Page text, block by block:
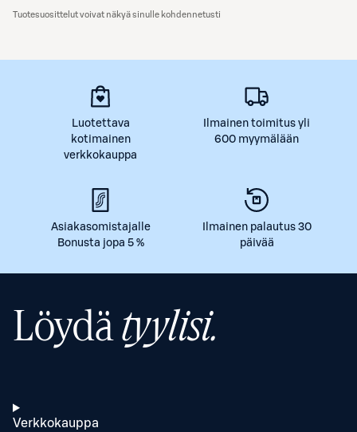
Tuotesuosittelut voivat näkyä sinulle kohdennetusti
Luotettava
kotimainen
verkkokauppa
Ilmainen toimitus yli
600 myymälään
Asiakasomistajalle
Bonusta jopa 5 %
Ilmainen palautus 30
päivää
Löydätyylisi.
Verkkokauppa